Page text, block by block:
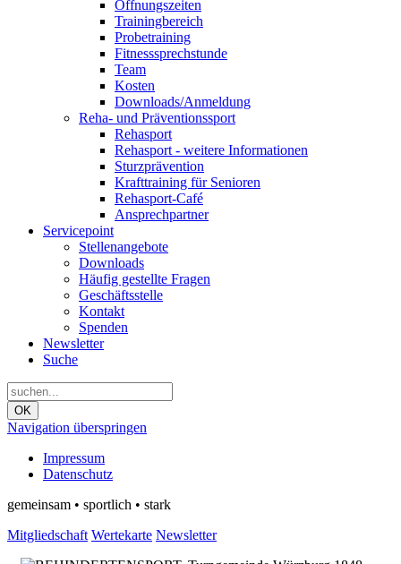
Öffnungszeiten
Trainingbereich
Probetraining
Fitnesssprechstunde
Team
Kosten
Downloads/Anmeldung
Reha- und Präventionssport
Rehasport
Rehasport - weitere Informationen
Sturzprävention
Krafttraining für Senioren
Rehasport-Café
Ansprechpartner
Servicepoint
Stellenangebote
Downloads
Häufig gestellte Fragen
Geschäftsstelle
Kontakt
Spenden
Newsletter
Suche
OK
Navigation überspringen
Impressum
Datenschutz
gemeinsam • sportlich • stark
Mitgliedschaft Wertekarte Newsletter